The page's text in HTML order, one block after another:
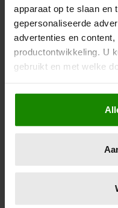
apparaat op te slaan en
gepersonaliseerde
advertenties en
productontwikkeling. U
gebruikt en met welke
Als u het toestaat,
Informatie
locatie, die tot een
scannen op
verwerkt en stel uw